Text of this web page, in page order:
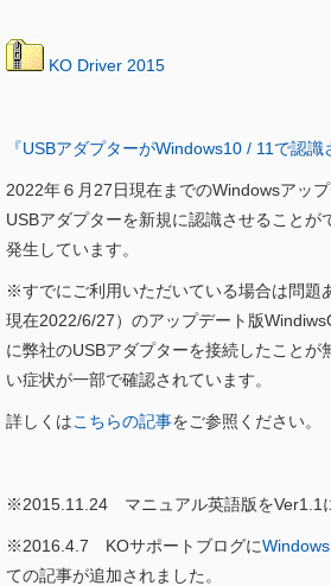
KO Driver 2015
『USBアダプターがWindows10 / 11で認識
2022年６月27日現在までのWindowsアッ
USBアダプターを新規に認識させることが
発生しています。
※すでにご利用いただいている場合は問題
現在2022/6/27）のアップデート版
に弊社のUSBアダプターを接続したことが
い症状が一部で確認されています。
詳しくはこちらの記事をご参照ください。
※2015.11.24 マニュアル英語版をVer1.1
※2016.4.7 KOサポートブログに
ての記事が追加されました。